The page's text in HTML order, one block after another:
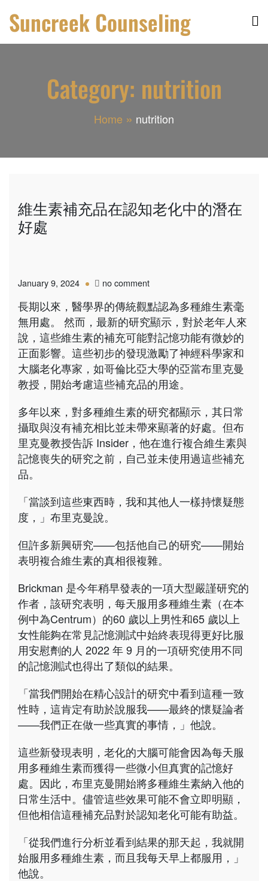
Suncreek Counseling
Category: nutrition
Home nutrition
維生素補充品在認知老化中的潛在
好處
January 9, 2024 no commenton
生
素
補
充
品
在
認
老
化
中
的
潛
處
長期以來，醫學界的傳統觀點認為多種維生素毫
無用處。 然而，最新的研究顯示，對於老年人來
說，這些維生素的補充可能對記憶功能有微妙的
正面影響。這些初步的發現激勵了神經科學家和
大腦老化專家，如哥倫比亞大學的亞當布里克曼
教授，開始考慮這些補充品的用途。
多年以來，對多種維生素的研究都顯示，其日常
攝取與沒有補充相比並未帶來顯著的好處。但布
里克曼教授告訴 Insider，他在進行複合維生素與
記憶喪失的研究之前，自己並未使用過這些補充
品。
「當談到這些東西時，我和其他人一樣持懷疑態
度，」布里克曼說。
但許多新興研究——包括他自己的研究——開始
表明複合維生素的真相很複雜。
Brickman 是今年稍早發表的一項大型嚴謹研究的
作者，該研究表明，每天服用多種維生素（在本
例中為Centrum）的60 歲以上男性和65 歲以上
女性能夠在常見記憶測試中始終表現得更好比服
用安慰劑的人 2022 年 9 月的一項研究使用不同
的記憶測試也得出了類似的結果。
「當我們開始在精心設計的研究中看到這種一致
性時，這肯定有助於說服我——最終的懷疑論者
——我們正在做一些真實的事情，」他說。
這些新發現表明，老化的大腦可能會因為每天服
用多種維生素而獲得一些微小但真實的記憶好
處。因此，布里克曼開始將多種維生素納入他的
日常生活中。儘管這些效果可能不會立即明顯，
但他相信這種補充品對於認知老化可能有助益。
「從我們進行分析並看到結果的那天起，我就開
始服用多種維生素，而且我每天早上都服用，」
他說。